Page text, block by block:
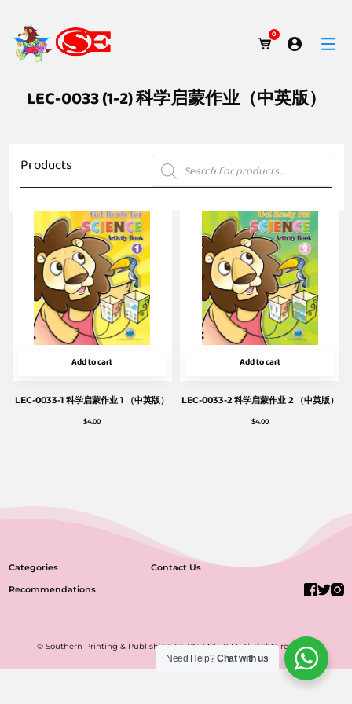
0
LEC-0033 (1-2) 科学启蒙作业（中英版）
Products Products
search
Add to cart
LEC-0033-1 科学启蒙作业 1 （中英版）
$4.00
Add to cart
LEC-0033-2 科学启蒙作业 2 （中英版）
$4.00
Categories
Recommendations
Contact Us
© Southern Printing & Publishing Co Pte Ltd 2022. All rights reserved.
Need Help?Chat with us